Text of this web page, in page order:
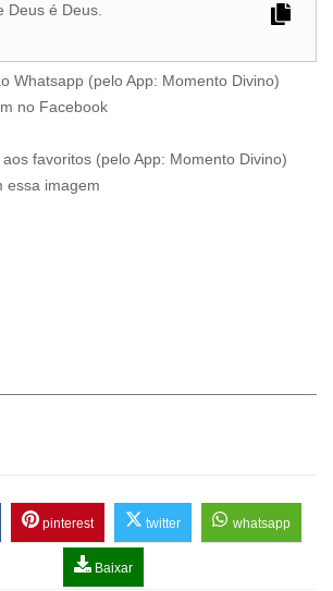
Deus é Deus.
Whatsapp (pelo App: Momento Divino)
no Facebook
favoritos (pelo App: Momento Divino)
essa imagem
pinterest twitter whatsapp
Baixar